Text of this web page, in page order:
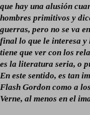
que hay una alusión
hombres primitivos y
guerras, pero no se va
final lo que le interesa y
tiene que ver con los
es la literatura seria, o
En este sentido, es tan
Flash Gordon como a
Verne, al menos en el